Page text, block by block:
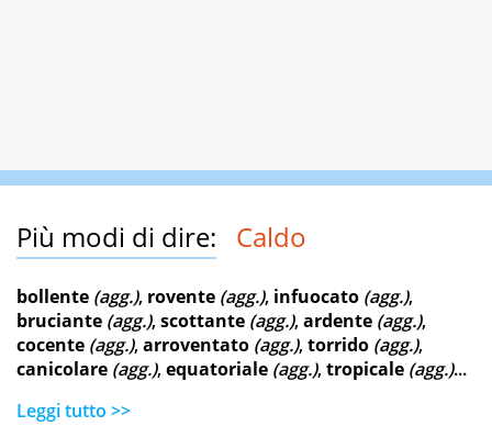
Più modi di dire: Caldo
bollente (agg.), rovente (agg.), infuocato (agg.),
bruciante (agg.),scottante (agg.),ardente (agg.),
cocente (agg.),arroventato (agg.),torrido (agg.),
canicolare (agg.),equatoriale (agg.),tropicale (agg.)...
Leggi tutto >>